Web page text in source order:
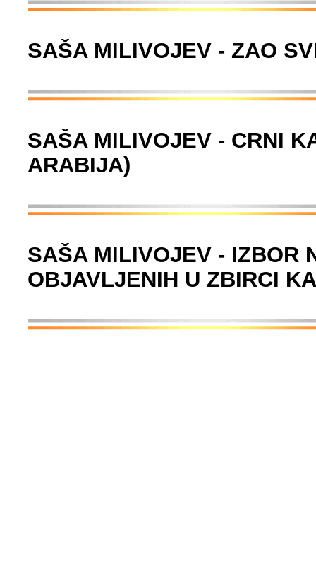
SAŠA MILIVOJEV - ZAO
SAŠA MILIVOJEV - CRNI
ARABIJA)
SAŠA MILIVOJEV - IZBOR
OBJAVLJENIH U ZBIRCI